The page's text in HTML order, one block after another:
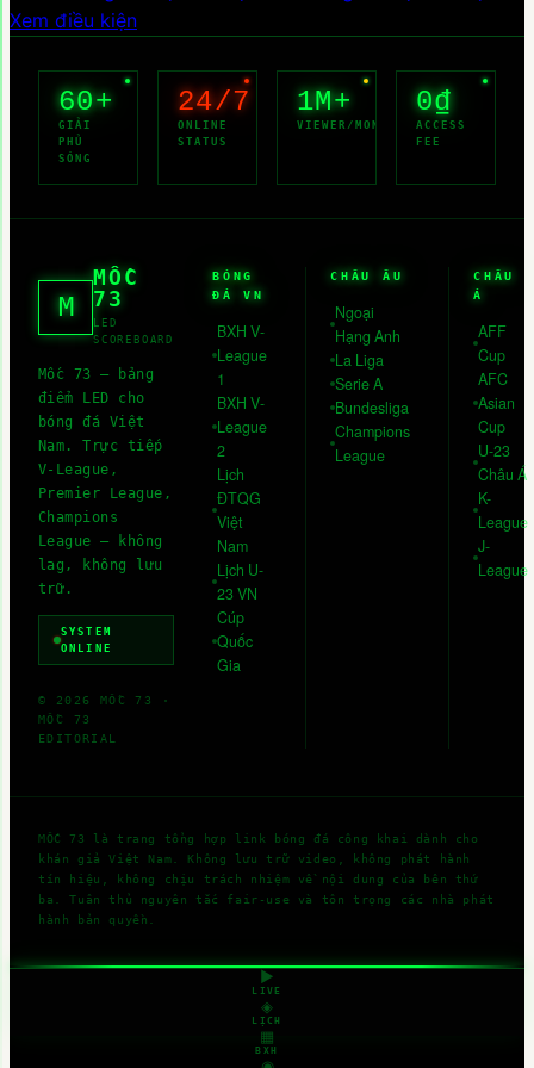
Xem điều kiện
60+
GIẢI
PHỦ
SÓNG
24/7
ONLINE
STATUS
1M+
VIEWER/MONTH
0₫
ACCESS
FEE
M
MỐC
73
LED
SCOREBOARD
Mốc 73 — bảng
điểm LED cho
bóng đá Việt
Nam. Trực tiếp
V-League,
Premier League,
Champions
League — không
lag, không lưu
trữ.
SYSTEM
ONLINE
© 2026 MỐC 73
·
MỐC 73
EDITORIAL
BÓNG
ĐÁ VN
BXH V-
League
1
BXH V-
League
2
Lịch
ĐTQG
Việt
Nam
Lịch U-
23 VN
Cúp
Quốc
Gia
CHÂU ÂU
Ngoại
Hạng Anh
La Liga
Serie A
Bundesliga
Champions
League
CHÂU
Á
AFF
Cup
AFC
Asian
Cup
U-23
Châu Á
K-
League
J-
League
MỐC 73
là trang tổng hợp link bóng đá công khai dành cho
khán giả Việt Nam. Không lưu trữ video, không phát hành
tín hiệu, không chịu trách nhiệm về nội dung của bên thứ
ba. Tuân thủ nguyên tắc fair-use và tôn trọng các nhà phát
hành bản quyền.
▶
LIVE
◈
LỊCH
▦
BXH